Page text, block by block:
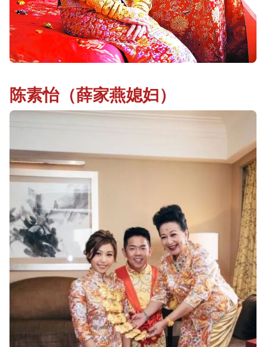
陈素怡（薛家燕媳妇）